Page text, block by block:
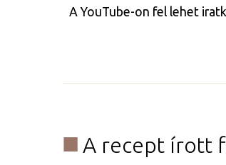
A YouTube-on fel lehet
A recept írott